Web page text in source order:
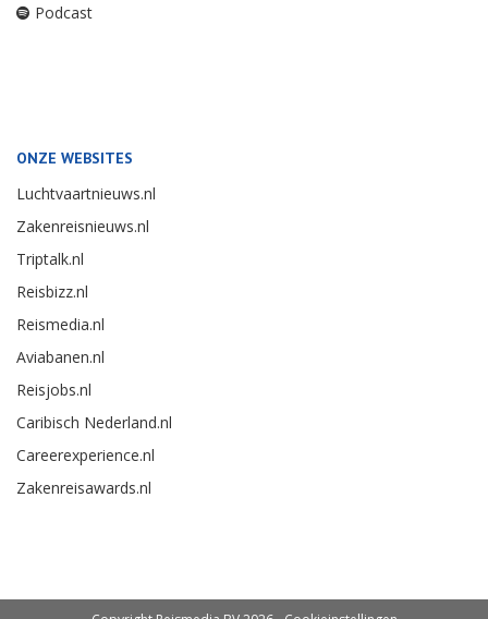
Podcast
ONZE WEBSITES
Luchtvaartnieuws.nl
Zakenreisnieuws.nl
Triptalk.nl
Reisbizz.nl
Reismedia.nl
Aviabanen.nl
Reisjobs.nl
Caribisch Nederland.nl
Careerexperience.nl
Zakenreisawards.nl